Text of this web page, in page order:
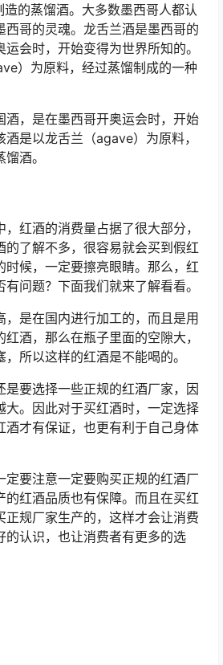
造的蒸馏酒。大多数墨西哥人都认
西哥的灵魂。龙舌兰酒是墨西哥的
会时，开始变得为世界所知的。
）为原料，经过蒸馏制成的一种
酒，是在墨西哥开奥运会时，开始
是以龙舌兰（agave）为原料，
酒。
红酒的消费量占据了很大部分，
的了解不多，很容易就会买到假红
时候，一定要擦亮眼睛。那么，红
问题？下面我们就来了解看看。
，是在国内进行加工的，而且是用
酒，那么在瓶子里面的空隙大，
所以这样的红酒是不能喝的。
是要选择一些正规的红酒厂家，因
大。因此对于买红酒时，一定选择
酒才有保证，也更有利于自己身体
定要注意一定要购买正规的红酒厂
的红酒品质也有保障。而且在买红
正规厂家生产的，这样才会让消费
的认识，也让消费者有更多的选